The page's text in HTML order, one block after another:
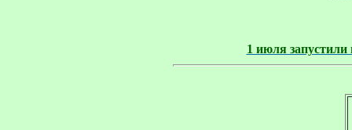
1 июля запустили